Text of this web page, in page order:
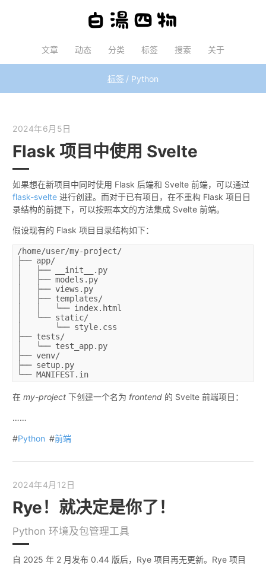
文章 动态 分类 标签 搜索 关于
标签 Python
2024年6月5日
Flask 项目中使用 Svelte
如果想在新项目中同时使用 Flask 后端和 Svelte 前端，可以通过
flask-svelte 进行创建。而对于已有项目，在不重构 Flask 项目目
录结构的前提下，可以按照本文的方法集成 Svelte 前端。
假设现有的 Flask 项目目录结构如下：
/home/user/my-project/
├── app/
│   ├── __init__.py
│   ├── models.py
│   ├── views.py
│   ├── templates/
│   │   └── index.html
│   └── static/
│       └── style.css
├── tests/
│   └── test_app.py
├── venv/
├── setup.py
└── MANIFEST.in
在 my-project 下创建一个名为 frontend 的 Svelte 前端项目：
……
#Python #前端
2024年4月12日
Rye！就决定是你了！
Python 环境及包管理工具
自 2025 年 2 月发布 0.44 版后，Rye 项目再无更新。Rye 项目